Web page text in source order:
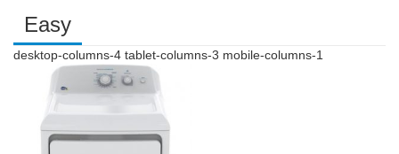
Easy
desktop-columns-4 tablet-columns-3 mobile-columns-1